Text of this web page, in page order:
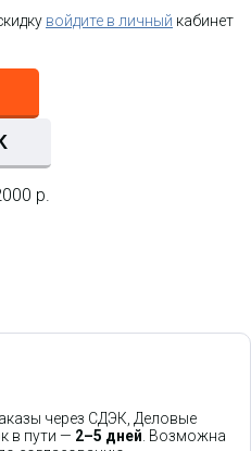
войдите в личный кабинет
р.
через СДЭК, Деловые
в пути — 2–5 дней. Возможна